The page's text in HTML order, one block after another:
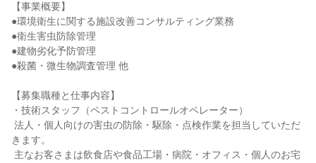
【事業概要】
●環境衛生に関する施設改善コンサルティング業務
●衛生害虫防除管理
●建物劣化予防管理
●殺菌・微生物調査管理 他
【募集職種と仕事内容】
・技術スタッフ（ペストコントロールオペレーター）
きます。